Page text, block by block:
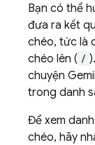
Bạn có thể
đưa ra kết
chéo, tức là
chéo lên ( /
chuyện
trong danh
Để xem
chéo, hãy